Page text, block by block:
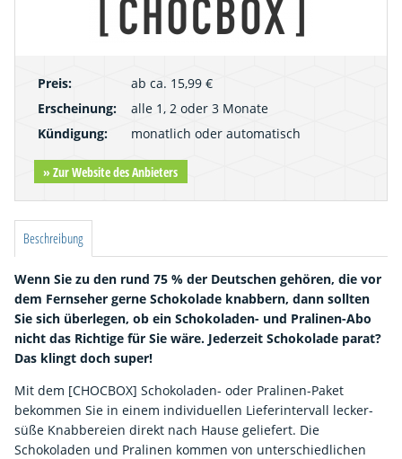
Preis:
ab ca. 15,99 €
Erscheinung:
alle 1, 2 oder 3 Monate
Kündigung:
monatlich oder automatisch
» Zur Website des Anbieters
Beschreibung
Wenn Sie zu den rund 75 % der Deutschen gehören, die vor
dem Fernseher gerne Schokolade knabbern, dann sollten
Sie sich überlegen, ob ein Schokoladen- und Pralinen-Abo
nicht das Richtige für Sie wäre. Jederzeit Schokolade parat?
Das klingt doch super!
Mit dem [CHOCBOX] Schokoladen- oder Pralinen-Paket
bekommen Sie in einem individuellen Lieferintervall lecker-
süße Knabbereien direkt nach Hause geliefert. Die
Schokoladen und Pralinen kommen von unterschiedlichen